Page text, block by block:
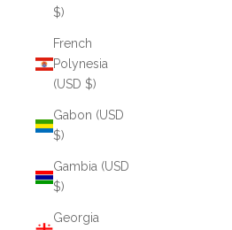
$)
French
Polynesia
(USD $)
Gabon (USD
$)
Gambia (USD
$)
Georgia